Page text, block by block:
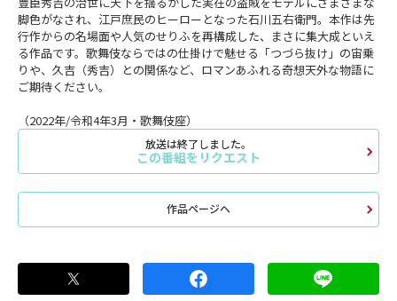
脚色がなされ、江戸庶民のヒーローとなった石川五右衛門。本作は先
行作からの名場面や人気のせりふを再構成した、まさに集大成といえ
る作品です。歌舞伎ならではの仕掛けで魅せる「つづら抜け」の宙乗
りや、久吉（秀吉）との関係など、ロマンあふれる奇想天外な物語に
ご期待ください。
（2022年/令和4年3月・歌舞伎座）
放送は終了しました。
この番組をリクエスト
作品ページへ